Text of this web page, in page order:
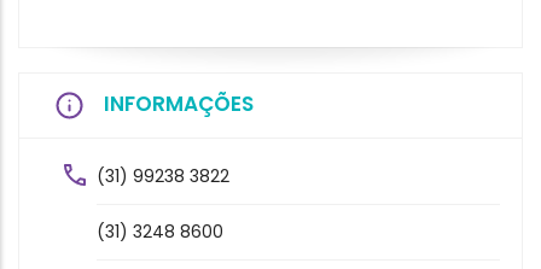
INFORMAÇÕES
(31) 99238 3822
(31) 3248 8600